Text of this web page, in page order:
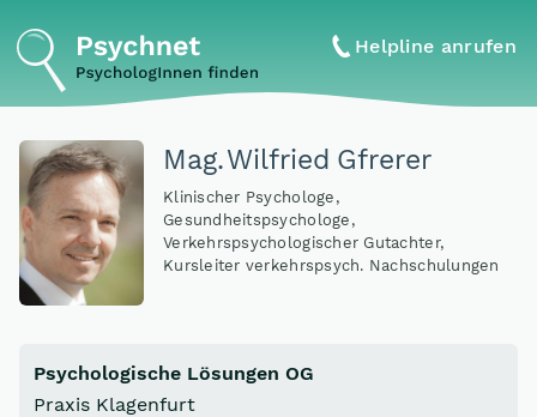
Helpline anrufen
Mag.Wilfried Gfrerer
Klinischer Psychologe,
Gesundheitspsychologe,
Verkehrspsychologischer Gutachter,
Kursleiter verkehrspsych. Nachschulungen
Psychologische Lösungen OG
Praxis Klagenfurt